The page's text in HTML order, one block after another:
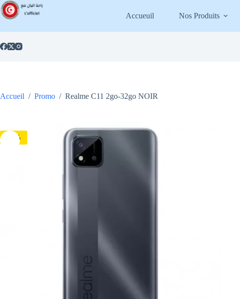
Passer
au
contenu
Accueuil Nos Produits
Accueil / Promo / Realme C11 2go-32go NOIR
-7%